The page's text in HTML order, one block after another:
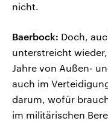
nicht.
Baerbock: Doch,
unterstreicht
Jahre von Außen-
auch im
darum, wofür
im militärischen